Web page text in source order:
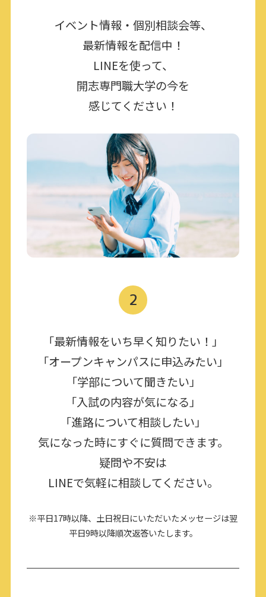
イベント情報・個別相談会等、
最新情報を配信中！
LINEを使って、
開志専門職大学の今を
感じてください！
2
「最新情報をいち早く知りたい！」
「オープンキャンパスに申込みたい」
「学部について聞きたい」
「入試の内容が気になる」
「進路について相談したい」
気になった時にすぐに質問できます。
疑問や不安は
LINEで気軽に相談してください。
※平日17時以降、土日祝日にいただいたメッセージは翌
平日9時以降順次返答いたします。